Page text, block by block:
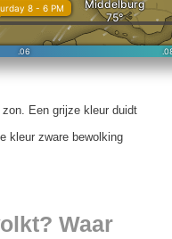
zon. Een grijze kleur duidt
kleur zware bewolking
Waar